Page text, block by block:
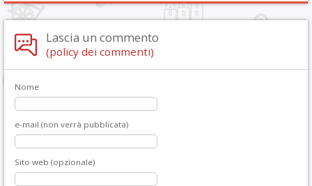
Lascia un commento
(policy dei commenti)
Nome
e-mail (non verrà pubblicata)
Sito web (opzionale)